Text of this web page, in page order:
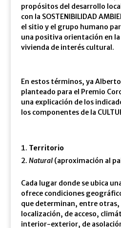
propósitos del desarrollo
con la SOSTENIBILIDAD
el sitio y el grupo humano
una positiva orientación en
vivienda de interés cultural.
En estos términos, ya
planteado para el Premio
una explicación de los
los componentes de la
Territorio
Natural(aproximación al
Cada lugar donde se ubica
ofrece condiciones
que determinan, entre otras,
localización, de acceso,
interior-exterior, de